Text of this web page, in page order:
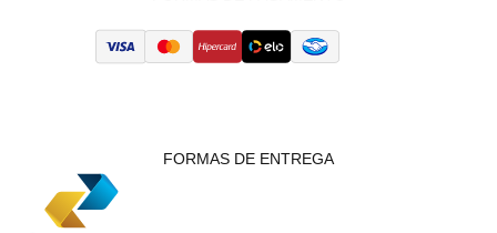
FORMAS DE ENTREGA